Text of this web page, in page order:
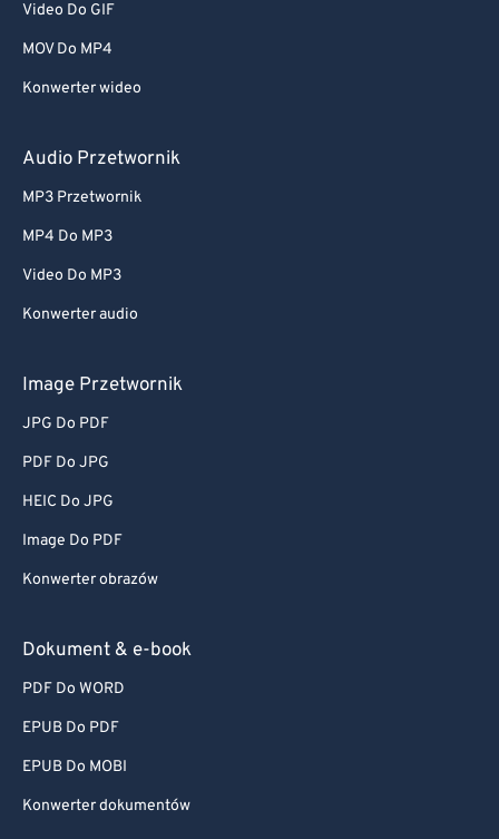
Video Do GIF
MOV Do MP4
Konwerter wideo
Audio Przetwornik
MP3 Przetwornik
MP4 Do MP3
Video Do MP3
Konwerter audio
Image Przetwornik
JPG Do PDF
PDF Do JPG
HEIC Do JPG
Image Do PDF
Konwerter obrazów
Dokument & e-book
PDF Do WORD
EPUB Do PDF
EPUB Do MOBI
Konwerter dokumentów